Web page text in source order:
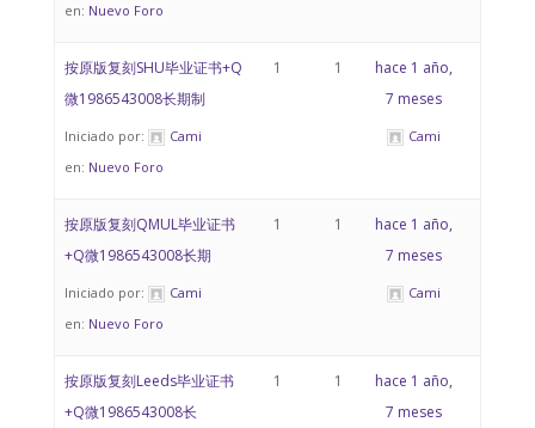
en: Nuevo Foro
按原版复刻SHU毕业证书+Q
微1986543008长期制
Iniciado por:
Cami
en: Nuevo Foro
1 1
hace 1 año,
7 meses
Cami
按原版复刻QMUL毕业证书
+Q微1986543008长期
Iniciado por:
Cami
en: Nuevo Foro
1 1
hace 1 año,
7 meses
Cami
按原版复刻Leeds毕业证书
+Q微1986543008长
1 1
hace 1 año,
7 meses